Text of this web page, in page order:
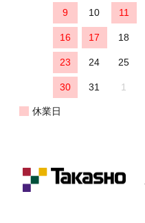
9 10 11
16 17 18
23 24 25
30 31 1
休業日